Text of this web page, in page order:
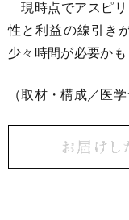
現時点でアスピ
性と利益の線引き
少々時間が必要かも
（取材・構成／医